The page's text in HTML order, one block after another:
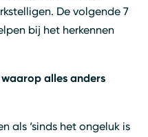
De volgende 7
bij het herkennen
waarop alles anders
als ‘sinds het ongeluk is